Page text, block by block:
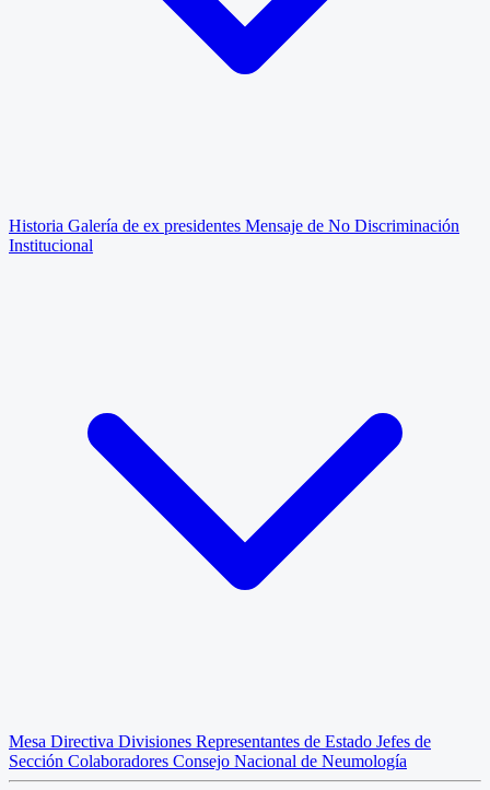
Historia Galería de ex presidentes Mensaje de No Discriminación
Institucional
Mesa Directiva Divisiones Representantes de Estado Jefes de
Sección Colaboradores Consejo Nacional de Neumología